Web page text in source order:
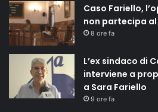
Caso Fariello,
non partecipa
8 ore fa
L’ex sindaco di
interviene a
a Sara Fariello
9 ore fa